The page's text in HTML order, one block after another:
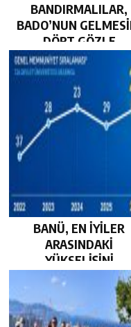
BANDIRMALILAR,
BADO’NUN
DÖRT GÖZLE
BEKLİYOR…
BANÜ, EN İYİLER
ARASINDAKİ
YÜKSELİŞİNİ
SÜRDÜRDÜ…